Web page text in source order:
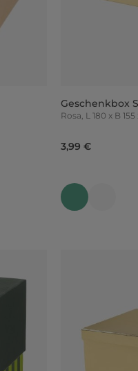
Geschenkbox
Rosa, L 180 x B
3,99 €